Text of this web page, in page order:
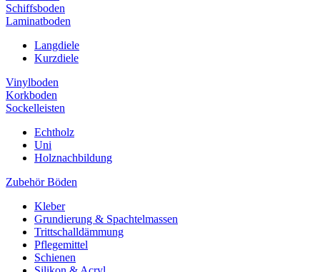
Schiffsboden
Laminatboden
Langdiele
Kurzdiele
Vinylboden
Korkboden
Sockelleisten
Echtholz
Uni
Holznachbildung
Zubehör Böden
Kleber
Grundierung & Spachtelmassen
Trittschalldämmung
Pflegemittel
Schienen